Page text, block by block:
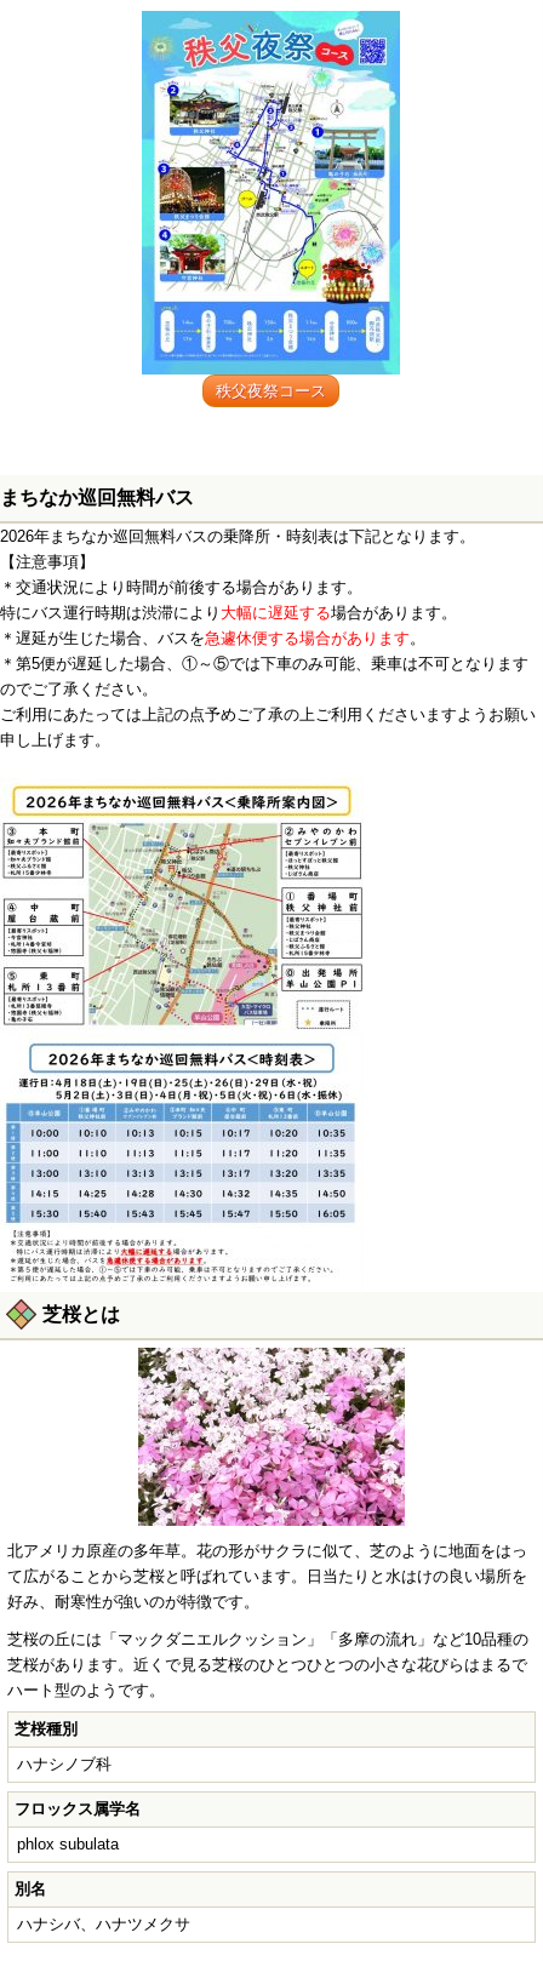
秩父夜祭コース
まちなか巡回無料バス
2026年まちなか巡回無料バスの乗降所・時刻表は下記となります。
【注意事項】
＊交通状況により時間が前後する場合があります。
特にバス運行時期は渋滞により 大幅に遅延する場合があります。
＊遅延が生じた場合、バスを急遽休便する場合があります 。
＊第5便が遅延した場合、①～⑤では下車のみ可能、乗車は不可となります
のでご了承ください。
ご利用にあたっては上記の点予めご了承の上ご利用くださいますようお願い
申し上げます。
芝桜とは
北アメリカ原産の多年草。花の形がサクラに似て、芝のように地面をはっ
て広がることから芝桜と呼ばれています。日当たりと水はけの良い場所を
好み、耐寒性が強いのが特徴です。
芝桜の丘には「マックダニエルクッション」「多摩の流れ」など10品種の
芝桜があります。近くで見る芝桜のひとつひとつの小さな花びらはまるで
ハート型のようです。
芝桜種別
ハナシノブ科
フロックス属学名
phlox subulata
別名
ハナシバ、ハナツメクサ